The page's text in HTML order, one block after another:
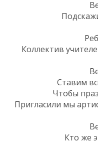
Коллектив
Ставим
Чтобы
Пригласили мы
Кто же